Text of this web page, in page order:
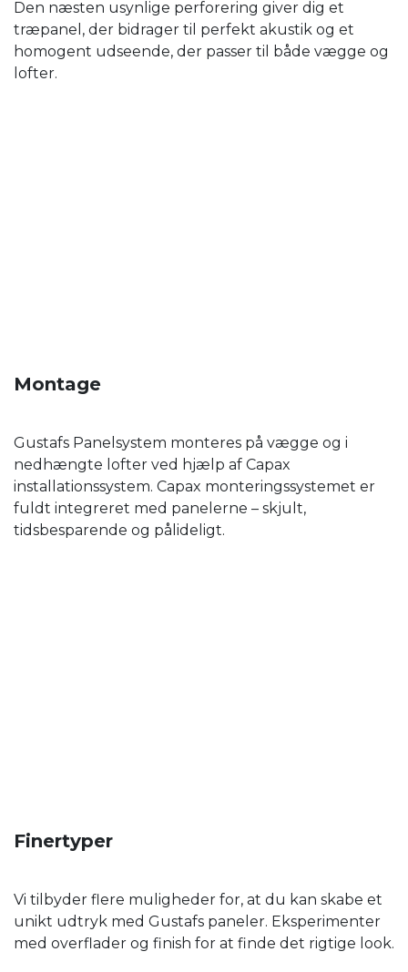
Den næsten usynlige perforering giver dig et
træpanel, der bidrager til perfekt akustik og et
homogent udseende, der passer til både vægge og
lofter.
Montage
Gustafs Panelsystem monteres på vægge og i
nedhængte lofter ved hjælp af Capax
installationssystem. Capax monteringssystemet er
fuldt integreret med panelerne – skjult,
tidsbesparende og pålideligt.
Finertyper
Vi tilbyder flere muligheder for, at du kan skabe et
unikt udtryk med Gustafs paneler. Eksperimenter
med overflader og finish for at finde det rigtige look.